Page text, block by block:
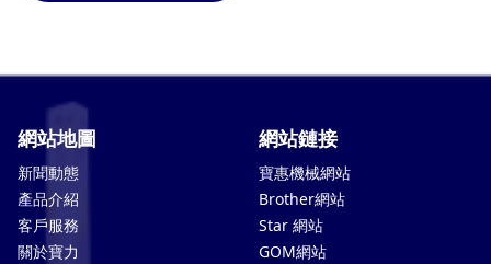
網站地圖
新聞動態
產品介紹
客戶服務
關於寶力
網站鏈接
寶惠機械網站
Brother網站
Star 網站
GOM網站